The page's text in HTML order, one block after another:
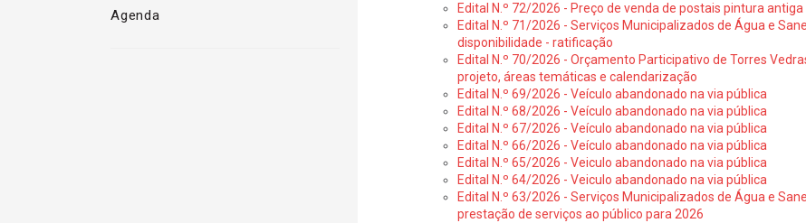
Agenda
Edital N.º 72/2026 - Preço de venda de postais pintura antiga
Edital N.º 71/2026 - Serviços Municipalizados de Água e
disponibilidade - ratificação
Edital N.º 70/2026 - Orçamento Participativo de Torres
projeto, áreas temáticas e calendarização
Edital N.º 69/2026 - Veículo abandonado na via pública
Edital N.º 68/2026 - Veículo abandonado na via pública
Edital N.º 67/2026 - Veículo abandonado na via pública
Edital N.º 66/2026 - Veículo abandonado na via pública
Edital N.º 65/2026 - Veiculo abandonado na via pública
Edital N.º 64/2026 - Veiculo abandonado na via pública
Edital N.º 63/2026 - Serviços Municipalizados de Água e
prestação de serviços ao público para 2026